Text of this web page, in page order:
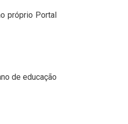
próprio Portal
de educação